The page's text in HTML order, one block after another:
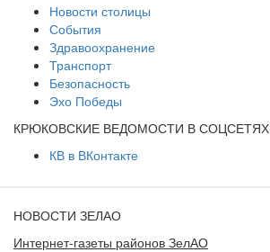
Новости столицы
События
Здравоохранение
Транспорт
Безопасность
Эхо Победы
КРЮКОВСКИЕ ВЕДОМОСТИ В СОЦСЕТЯХ
КВ в ВКонтакте
НОВОСТИ ЗЕЛАО
Интернет-газеты районов ЗелАО